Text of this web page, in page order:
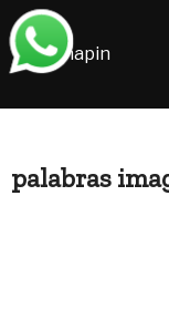
Saltar
al
contenido
palabras